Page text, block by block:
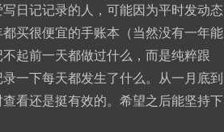
日记记录的人，可能因为平时发动态
买很便宜的手账本（当然没有一年能
起前一天都做过什么，而是纯粹跟
一下每天都发生了什么。从一月底到
看还是挺有效的。希望之后能坚持下